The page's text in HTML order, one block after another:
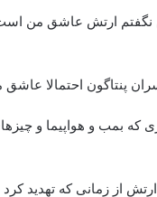
ارتش عاشق من
پنتاگون احتمالا
بمب و هواپیما و
از زمانی که تهدید